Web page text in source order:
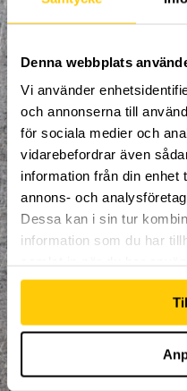
Denna webbplats
Vi använder
och annonserna till
för sociala medier och
vidarebefordrar även
information från din enhet
annons- och
Dessa kan i sin tur
information som du har
Klättring
LAN
Multisport
Mässa
NPF-Träning
Parkour
Påsk på Dome
Påsklovsläger
Skateboard